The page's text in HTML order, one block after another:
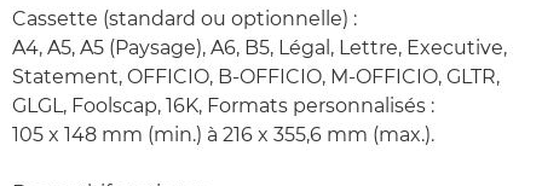
Cassette (standard ou optionnelle) :
A4, A5, A5 (Paysage), A6, B5, Légal, Lettre, Executive,
Statement, OFFICIO, B-OFFICIO, M-OFFICIO, GLTR,
GLGL, Foolscap, 16K, Formats personnalisés :
105 x 148 mm (min.) à 216 x 355,6 mm (max.).